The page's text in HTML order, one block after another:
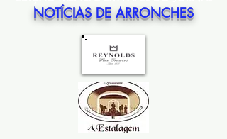
NOTÍCIAS DE ARRONCHES